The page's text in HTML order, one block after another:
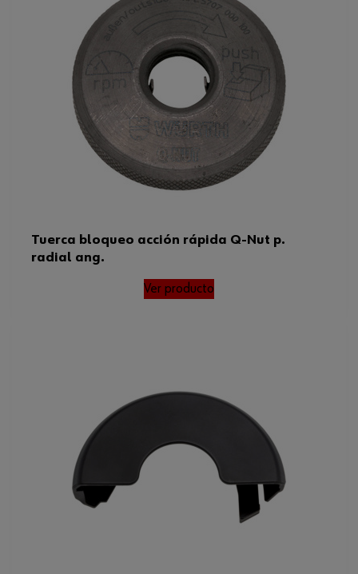
Tuerca bloqueo acción rápida Q-Nut p.
radial ang.
Ver producto